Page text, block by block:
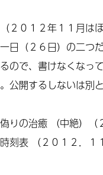
２０１２年１１月は
日（２６日）の二つ
ので、書けなくなっ
公開するしないは別
偽りの治癒 （中絶）（
時刻表 （２０１２．１